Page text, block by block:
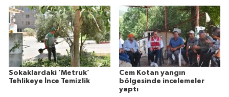
Sokaklardaki ‘Metruk’
Tehlikeye İnce Temizlik
Cem Kotan yangın
bölgesinde incelemeler
yaptı